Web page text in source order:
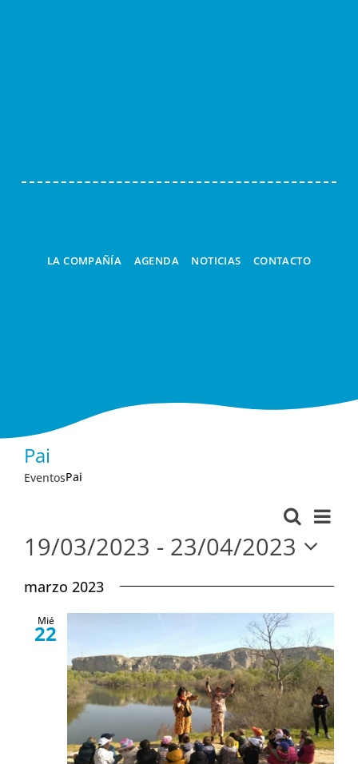
LA COMPAÑÍA AGENDA NOTICIAS CONTACTO
Pai
EventosPai
de
y
vistas
de
Buscar
de
Lista
19/03/2023 - 23/04/2023
fecha.
marzo 2023
Mié
22